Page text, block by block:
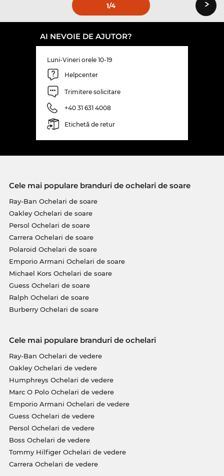
1/4 ›
AI NEVOIE DE AJUTOR?
Luni-Vineri orele 10-19
Helpcenter
Trimitere solicitare
+40 31 631 4008
Etichetă de retur
Cele mai populare branduri de ochelari de soare
Ray-Ban Ochelari de soare
Oakley Ochelari de soare
Persol Ochelari de soare
Carrera Ochelari de soare
Polaroid Ochelari de soare
Emporio Armani Ochelari de soare
Michael Kors Ochelari de soare
Guess Ochelari de soare
Ralph Ochelari de soare
Burberry Ochelari de soare
Cele mai populare branduri de ochelari
Ray-Ban Ochelari de vedere
Oakley Ochelari de vedere
Humphreys Ochelari de vedere
Marc O Polo Ochelari de vedere
Emporio Armani Ochelari de vedere
Guess Ochelari de vedere
Persol Ochelari de vedere
Boss Ochelari de vedere
Tommy Hilfiger Ochelari de vedere
Carrera Ochelari de vedere